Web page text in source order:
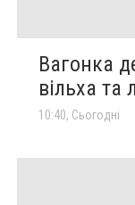
Вагонка
вільха та
10:40, Сьогодні